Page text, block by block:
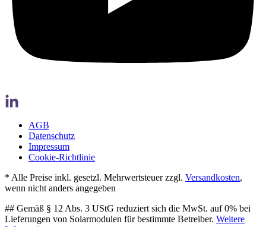
AGB
Datenschutz
Impressum
Cookie-Richtlinie
* Alle Preise inkl. gesetzl. Mehrwertsteuer zzgl. Versandkosten,
wenn nicht anders angegeben
## Gemäß § 12 Abs. 3 UStG reduziert sich die MwSt. auf 0% bei
Lieferungen von Solarmodulen für bestimmte Betreiber. Weitere